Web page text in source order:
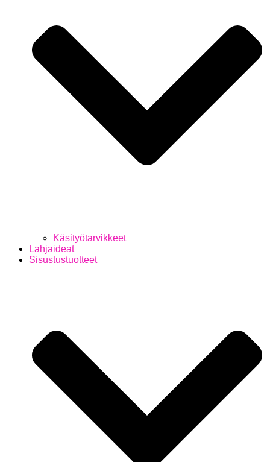
Käsityötarvikkeet
Lahjaideat
Sisustustuotteet